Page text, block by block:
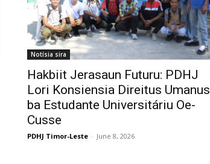
Notísia sira
Hakbiit Jerasaun Futuru: PDHJ
Lori Konsiensia Direitus Umanus
ba Estudante Universitáriu Oe-
Cusse
PDHJ Timor-Leste - June 8, 2026